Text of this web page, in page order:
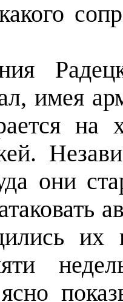
имея
на
они
их